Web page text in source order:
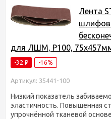
Лента
для ЛШМ, P100,
-32 ₽ -16%
Артикул: 35441-100
Низкий показатель
эластичность. Повышенная
упрочнённой тканевой